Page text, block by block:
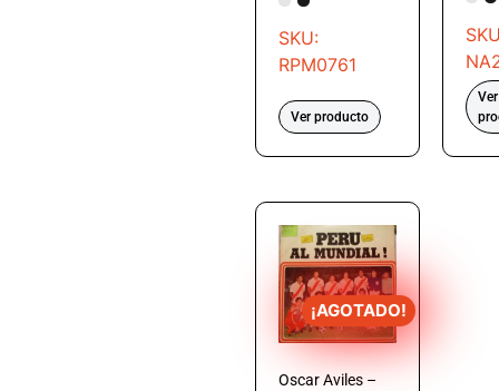
SKU:
RPM0761
Ver producto
Ver
¡AGOTADO!
Oscar Aviles –